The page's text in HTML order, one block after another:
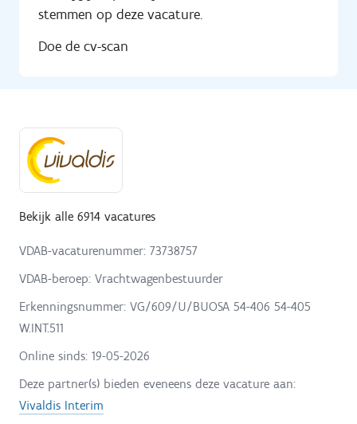
stemmen op deze vacature.
Doe de cv-scan
Bekijk alle 6914 vacatures
VDAB-vacaturenummer: 73738757
VDAB-beroep: Vrachtwagenbestuurder
Erkenningsnummer: VG/609/U/BUOSA 54-406 54-405
W.INT.511
Online sinds: 19-05-2026
Deze partner(s) bieden eveneens deze vacature aan:
Vivaldis Interim